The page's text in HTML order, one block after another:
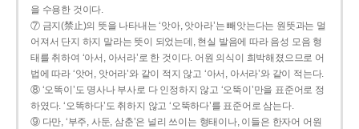
을 수용한 것이다.
⑦ 금지(禁止)의 뜻을 나타내는 ‘앗아, 앗아라’는 빼앗는다는 원뜻과는 멀
어져서 단지 하지 말라는 뜻이 되었는데, 현실 발음에 따라 음성 모음 형
태를 취하여 ‘아서, 아서라’로 한 것이다. 어원 의식이 희박해졌으므로 어
법에 따라 ‘앗어, 앗어라’와 같이 적지 않고 ‘아서, 아서라’와 같이 적는다.
⑧ ‘오똑이’도 명사나 부사로 다 인정하지 않고 ‘오뚝이’만을 표준어로 정
하였다. ‘오똑하다’도 취하지 않고 ‘오뚝하다’를 표준어로 삼는다.
⑨ 다만, ‘부주, 사둔, 삼춘’은 널리 쓰이는 형태이나, 이들은 한자어 어원